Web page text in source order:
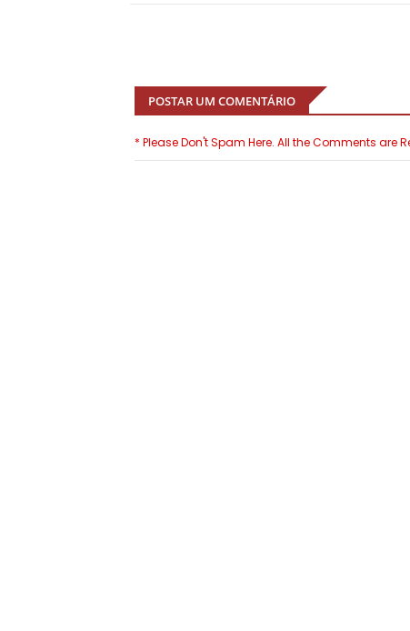
POSTAR UM COMENTÁRIO
* Please Don't Spam Here. All the Comments are